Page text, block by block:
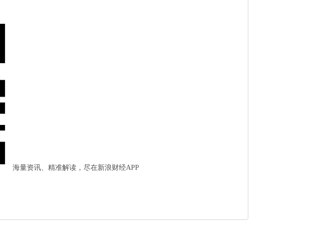
海量资讯、精准解读，尽在新浪财经APP